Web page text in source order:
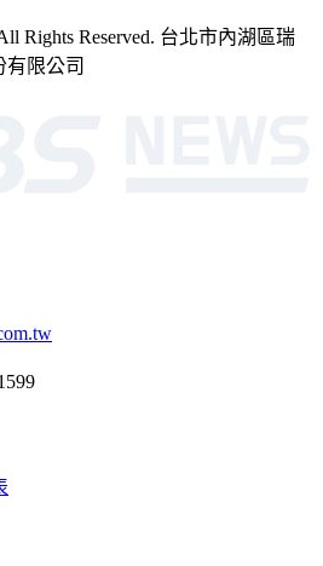
Rights Reserved. 台北市內湖區瑞
有限公司